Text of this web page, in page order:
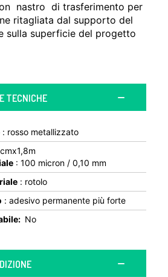
nastro di trasferimento per
ritagliata dal supporto del
sulla superficie del progetto
TECNICHE
: rosso metallizzato
: 100 micron / 0,10 mm
: rotolo
: adesivo permanente più forte
No